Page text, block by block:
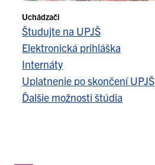
Uchádzači
Študujte na UPJŠ
Elektronická prihláška
Internáty
Uplatnenie po skončení UPJŠ
Ďalšie možnosti štúdia